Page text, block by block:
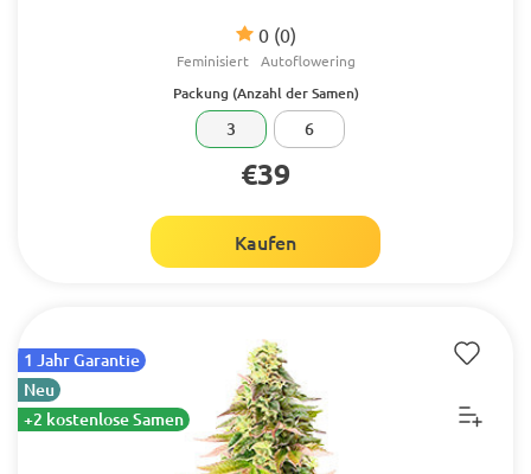
0 (0)
Feminisiert Autoflowering
Packung (Anzahl der Samen)
3 6
€39
Kaufen
1 Jahr Garantie
Neu
+2 kostenlose Samen